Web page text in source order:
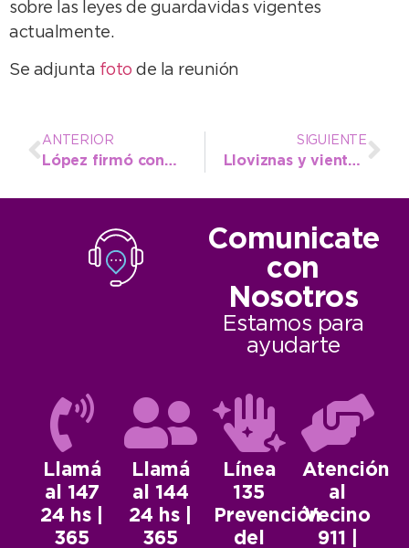
sobre las leyes de guardavidas vigentes
actualmente.
Se adjunta foto de la reunión
ANTERIOR
López firmó convenio en provincia para cinco obras en el Distrito
SIGUIENTE
Lloviznas y vientos dominan el viernes
Comunicate
con
Nosotros
Estamos para
ayudarte
Llamá
al 147
24 hs |
365
Llamá
al 144
24 hs |
365
Línea
135
Prevención
del
Atención
al
Vecino
911 |